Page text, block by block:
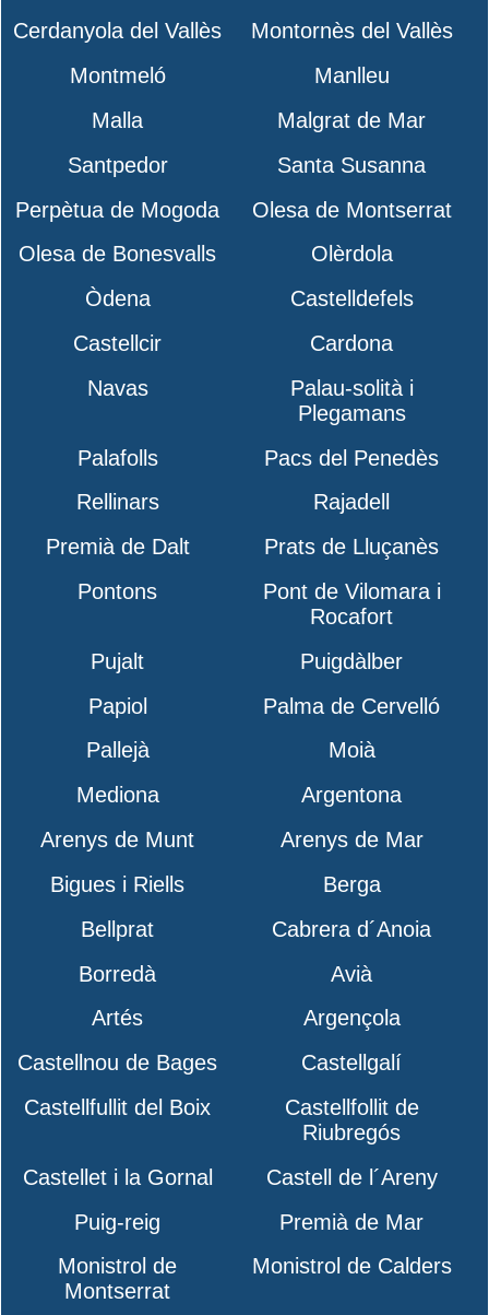
Cerdanyola del Vallès
Montornès del Vallès
Montmeló
Manlleu
Malla
Malgrat de Mar
Santpedor
Santa Susanna
Perpètua de Mogoda
Olesa de Montserrat
Olesa de Bonesvalls
Olèrdola
Òdena
Castelldefels
Castellcir
Cardona
Navas
Palau-solità i
Plegamans
Palafolls
Pacs del Penedès
Rellinars
Rajadell
Premià de Dalt
Prats de Lluçanès
Pontons
Pont de Vilomara i
Rocafort
Pujalt
Puigdàlber
Papiol
Palma de Cervelló
Pallejà
Moià
Mediona
Argentona
Arenys de Munt
Arenys de Mar
Bigues i Riells
Berga
Bellprat
Cabrera d´Anoia
Borredà
Avià
Artés
Argençola
Castellnou de Bages
Castellgalí
Castellfullit del Boix
Castellfollit de
Riubregós
Castellet i la Gornal
Castell de l´Areny
Puig-reig
Premià de Mar
Monistrol de
Montserrat
Monistrol de Calders